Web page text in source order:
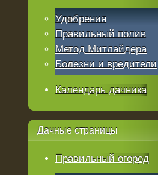
Удобрения
Правильный полив
Метод Митлайдера
Болезни и вредители
Календарь дачника
Дачные страницы
Правильный огород